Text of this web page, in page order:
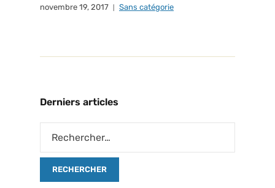
novembre 19, 2017 Sans catégorie